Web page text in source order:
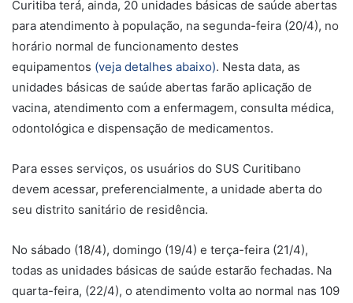
Curitiba terá, ainda, 20 unidades básicas de saúde abertas
para atendimento à população, na segunda-feira (20/4), no
horário normal de funcionamento destes
equipamentos (veja detalhes abaixo). Nesta data, as
unidades básicas de saúde abertas farão aplicação de
vacina, atendimento com a enfermagem, consulta médica,
odontológica e dispensação de medicamentos.
Para esses serviços, os usuários do SUS Curitibano
devem acessar, preferencialmente, a unidade aberta do
seu distrito sanitário de residência.
No sábado (18/4), domingo (19/4) e terça-feira (21/4),
todas as unidades básicas de saúde estarão fechadas. Na
quarta-feira, (22/4), o atendimento volta ao normal nas 109